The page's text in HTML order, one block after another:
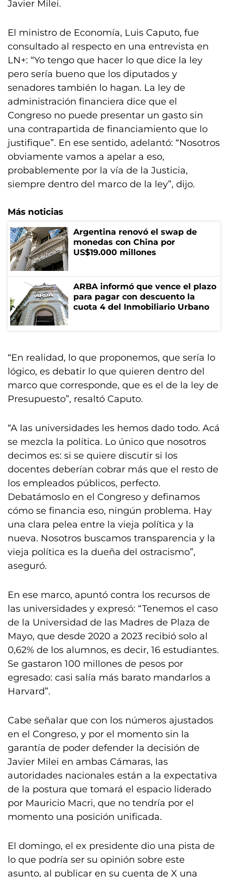
Javier Milei.
El ministro de Economía, Luis Caputo, fue
consultado al respecto en una entrevista en
LN+: “Yo tengo que hacer lo que dice la ley
pero sería bueno que los diputados y
senadores también lo hagan. La ley de
administración financiera dice que el
Congreso no puede presentar un gasto sin
una contrapartida de financiamiento que lo
justifique”. En ese sentido, adelantó: “Nosotros
obviamente vamos a apelar a eso,
probablemente por la vía de la Justicia,
siempre dentro del marco de la ley”, dijo.
Más noticias
Argentina renovó el swap de
monedas con China por
US$19.000 millones
ARBA informó que vence el plazo
para pagar con descuento la
cuota 4 del Inmobiliario Urbano
“En realidad, lo que proponemos, que sería lo
lógico, es debatir lo que quieren dentro del
marco que corresponde, que es el de la ley de
Presupuesto”, resaltó Caputo.
“A las universidades les hemos dado todo. Acá
se mezcla la política. Lo único que nosotros
decimos es: si se quiere discutir si los
docentes deberían cobrar más que el resto de
los empleados públicos, perfecto.
Debatámoslo en el Congreso y definamos
cómo se financia eso, ningún problema. Hay
una clara pelea entre la vieja política y la
nueva. Nosotros buscamos transparencia y la
vieja política es la dueña del ostracismo”,
aseguró.
En ese marco, apuntó contra los recursos de
las universidades y expresó: “Tenemos el caso
de la Universidad de las Madres de Plaza de
Mayo, que desde 2020 a 2023 recibió solo al
0,62% de los alumnos, es decir, 16 estudiantes.
Se gastaron 100 millones de pesos por
egresado: casi salía más barato mandarlos a
Harvard”.
Cabe señalar que con los números ajustados
en el Congreso, y por el momento sin la
garantía de poder defender la decisión de
Javier Milei en ambas Cámaras, las
autoridades nacionales están a la expectativa
de la postura que tomará el espacio liderado
por Mauricio Macri, que no tendría por el
momento una posición unificada.
El domingo, el ex presidente dio una pista de
lo que podría ser su opinión sobre este
asunto, al publicar en su cuenta de X una